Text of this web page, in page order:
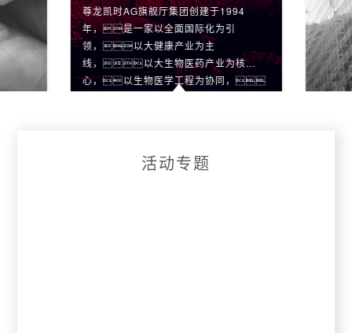
尊龙凯时AG旗舰厅集团创建于1994
年，是一家以全面国际化为引
领，以大健康产业为主
线，以大生物医药产业为核
心，以生物医学工程为协同，
活动专题